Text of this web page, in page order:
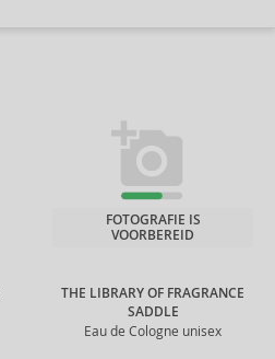
THE LIBRARY OF FRAGRANCE
SADDLE
Eau de Cologne unisex
FOTOGRAFIE IS
VOORBEREID